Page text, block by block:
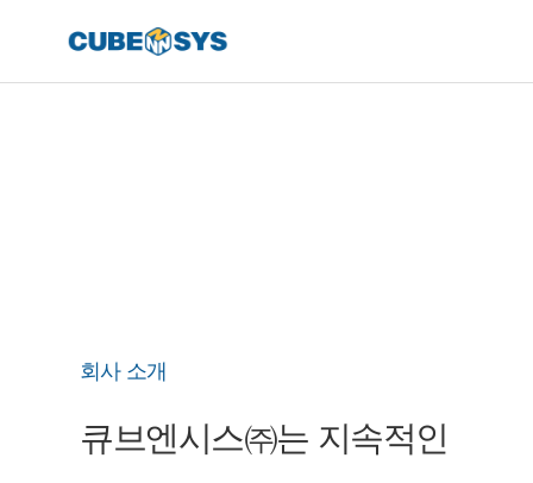
회사 소개
큐브엔시스㈜는 지속적인